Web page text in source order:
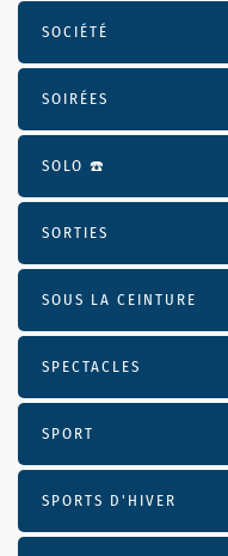
SOCIÉTÉ
SOIRÉES
SOLO ☎️
SORTIES
SOUS LA CEINTURE
SPECTACLES
SPORT
SPORTS D'HIVER